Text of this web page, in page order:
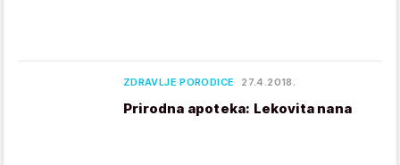
ZDRAVLJE PORODICE 27.4.2018.
Prirodna apoteka: Lekovita nana